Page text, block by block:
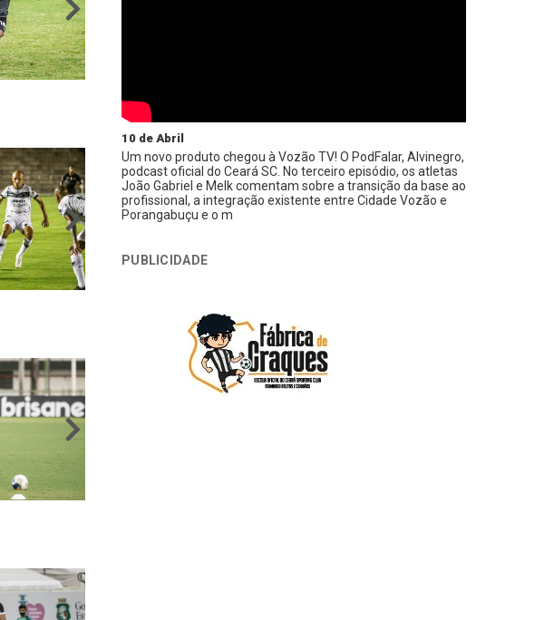
10 de Abril
Um novo produto chegou à Vozão TV! O PodFalar, Alvinegro,
podcast oficial do Ceará SC. No terceiro episódio, os atletas
João Gabriel e Melk comentam sobre a transição da base ao
profissional, a integração existente entre Cidade Vozão e
Porangabuçu e o m
PUBLICIDADE